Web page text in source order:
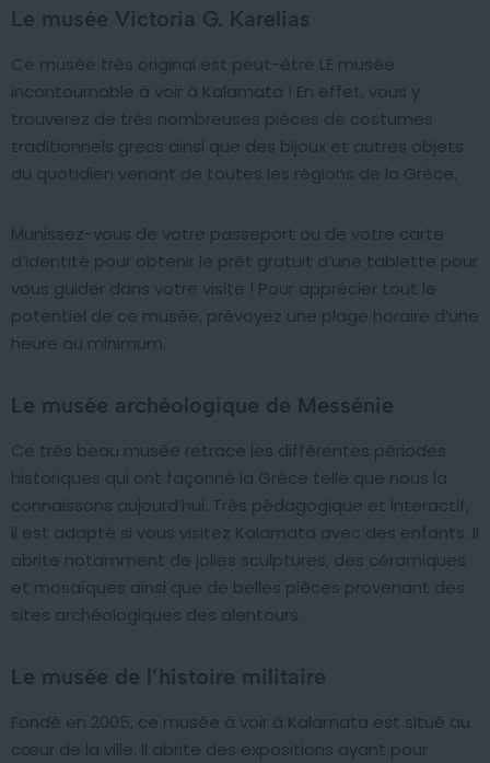
Le musée Victoria G. Karelias
Ce musée très original est peut-être LE musée
incontournable à voir à Kalamata ! En effet, vous y
trouverez de très nombreuses pièces de costumes
traditionnels grecs ainsi que des bijoux et autres objets
du quotidien venant de toutes les régions de la Grèce.
Munissez-vous de votre passeport ou de votre carte
d’identité pour obtenir le prêt gratuit d’une tablette pour
vous guider dans votre visite ! Pour apprécier tout le
potentiel de ce musée, prévoyez une plage horaire d’une
heure au minimum.
Le musée archéologique de Messénie
Ce très beau musée retrace les différentes périodes
historiques qui ont façonné la Grèce telle que nous la
connaissons aujourd’hui. Très pédagogique et interactif,
il est adapté si vous visitez Kalamata avec des enfants. Il
abrite notamment de jolies sculptures, des céramiques
et mosaïques ainsi que de belles pièces provenant des
sites archéologiques des alentours.
Le musée de l’histoire militaire
Fondé en 2005, ce musée à voir à Kalamata est situé au
cœur de la ville. Il abrite des expositions ayant pour